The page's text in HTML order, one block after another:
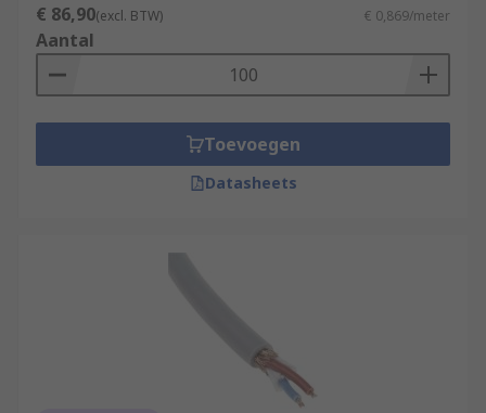
€ 86,90(excl. BTW) € 0,869/meter
Aantal
Toevoegen
Datasheets